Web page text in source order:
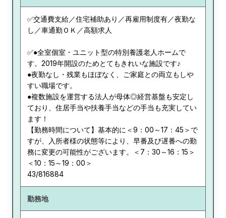
✅交通費支給／住宅補助あり／再雇用制度有／夜勤な
し／車通勤ＯＫ／高額求人
✅●全室個室・ユニット型の特別養護老人ホームで
す。2019年開設のためとてもきれいな施設です♪
●夜勤なし・残業もほぼなく、ご家庭との両立もしや
すい職場です。
●複数施設を運営する法人が母体◎経営基盤も安定し
ており、住居手当や扶養手当などの手当も充実してい
ます！
【勤務時間について】基本的に＜9：00～17：45＞で
すが、入所者様の状態等により、早番及び遅番への勤
務に変更の可能性がございます。＜7：30～16：15＞
＜10：15～19：00＞
43/816884
勤務地